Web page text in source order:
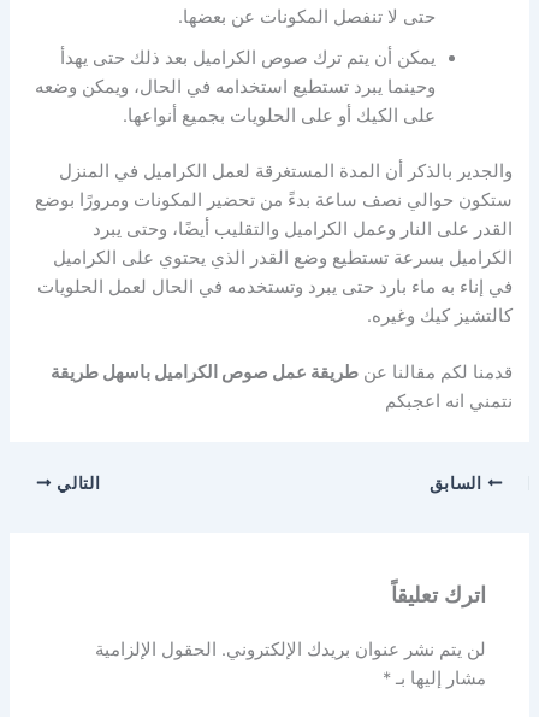
حتى لا تنفصل المكونات عن بعضها.
يمكن أن يتم ترك صوص الكراميل بعد ذلك حتى يهدأ
وحينما يبرد تستطيع استخدامه في الحال، ويمكن وضعه
على الكيك أو على الحلويات بجميع أنواعها.
والجدير بالذكر أن المدة المستغرقة لعمل الكراميل في المنزل
ستكون حوالي نصف ساعة بدءً من تحضير المكونات ومرورًا بوضع
القدر على النار وعمل الكراميل والتقليب أيضًا، وحتى يبرد
الكراميل بسرعة تستطيع وضع القدر الذي يحتوي على الكراميل
في إناء به ماء بارد حتى يبرد وتستخدمه في الحال لعمل الحلويات
كالتشيز كيك وغيره.
قدمنا لكم مقالنا عنطريقة عمل صوص الكراميل باسهل طريقة
نتمني انه اعجبكم
السابق التالي
اترك تعليقاً
لن يتم نشر عنوان بريدك الإلكتروني. الحقول الإلزامية
مشار إليها بـ*